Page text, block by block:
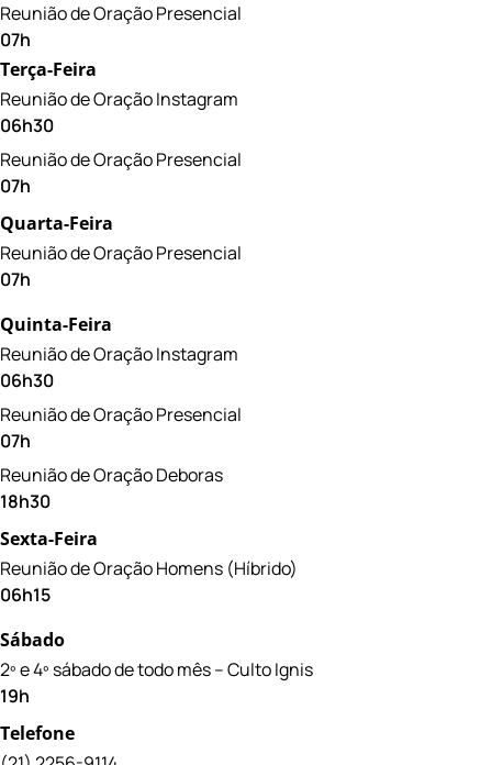
Reunião de Oração Presencial
07h
Terça-Feira
Reunião de Oração Instagram
06h30
Reunião de Oração Presencial
07h
Quarta-Feira
Reunião de Oração Presencial
07h
Quinta-Feira
Reunião de Oração Instagram
06h30
Reunião de Oração Presencial
07h
Reunião de Oração Deboras
18h30
Sexta-Feira
Reunião de Oração Homens (Híbrido)
06h15
Sábado
2º e 4º sábado de todo mês – Culto Ignis
19h
Telefone